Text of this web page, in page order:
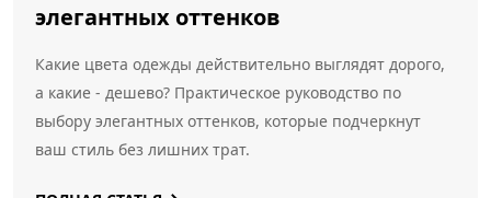
элегантных оттенков
Какие цвета одежды действительно выглядят дорого,
а какие - дешево? Практическое руководство по
выбору элегантных оттенков, которые подчеркнут
ваш стиль без лишних трат.